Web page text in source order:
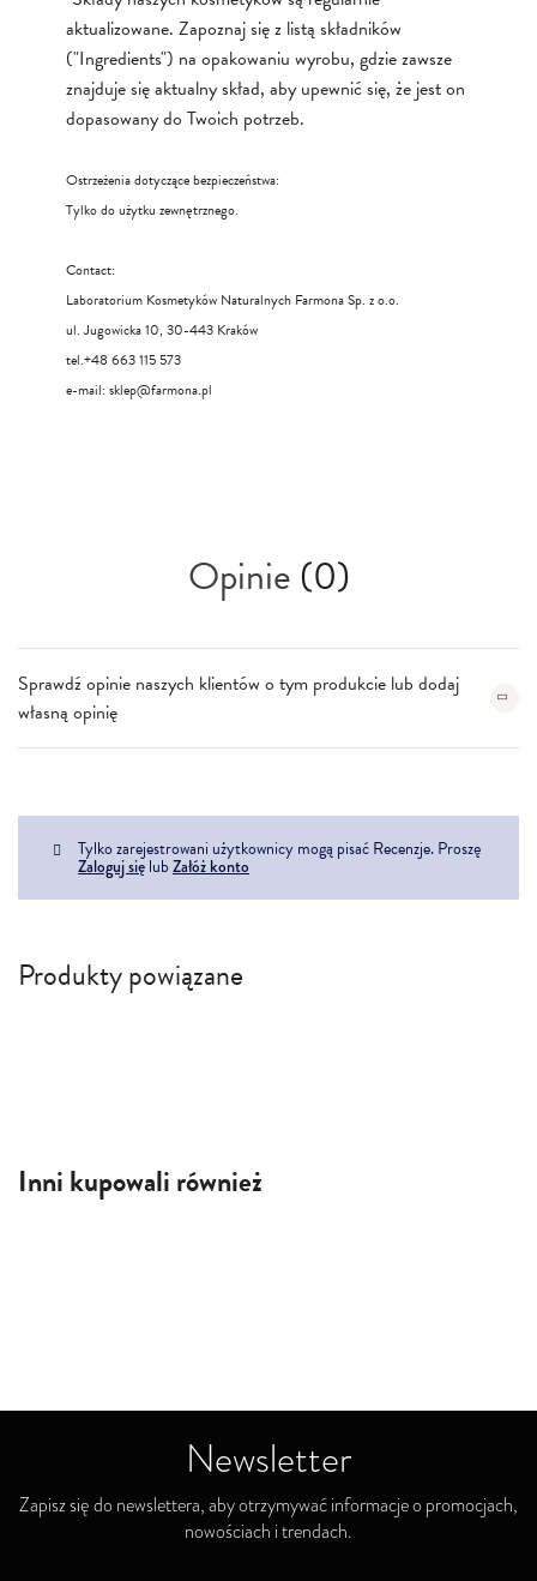
aktualizowane. Zapoznaj się z listą składników
("Ingredients") na opakowaniu wyrobu, gdzie zawsze
znajduje się aktualny skład, aby upewnić się, że jest on
dopasowany do Twoich potrzeb.
Ostrzeżenia dotyczące bezpieczeństwa:
Tylko do użytku zewnętrznego.
Contact:
Laboratorium Kosmetyków Naturalnych Farmona Sp. z o.o.
ul. Jugowicka 10, 30-443 Kraków
tel.+48 663 115 573
e-mail: sklep@farmona.pl
Opinie(0)
Sprawdź opinie naszych klientów o tym produkcie lub dodaj
własną opinię
Tylko zarejestrowani użytkownicy mogą pisać Recenzje. Proszę
Zaloguj się lub Załóż konto
Produkty powiązane
Inni kupowali również
Newsletter
Zapisz się do newslettera, aby otrzymywać informacje o promocjach,
nowościach i trendach.